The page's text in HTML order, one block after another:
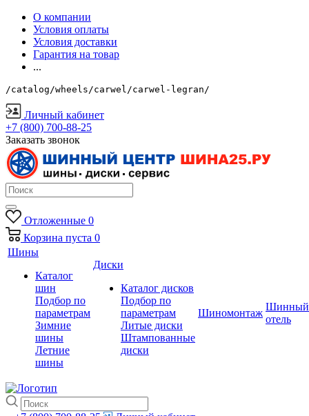
О компании
Условия оплаты
Условия доставки
Гарантия на товар
...
/catalog/wheels/carwel/carwel-legran/
Личный кабинет
+7 (800) 700-88-25
Заказать звонок
Отложенные 0
Корзина пуста 0
Шины
Каталог
шин
Подбор по
параметрам
Зимние
шины
Летние
шины
Диски
Каталог дисков
Подбор по
параметрам
Литые диски
Штампованные
диски
Шиномонтаж
Шинный
отель